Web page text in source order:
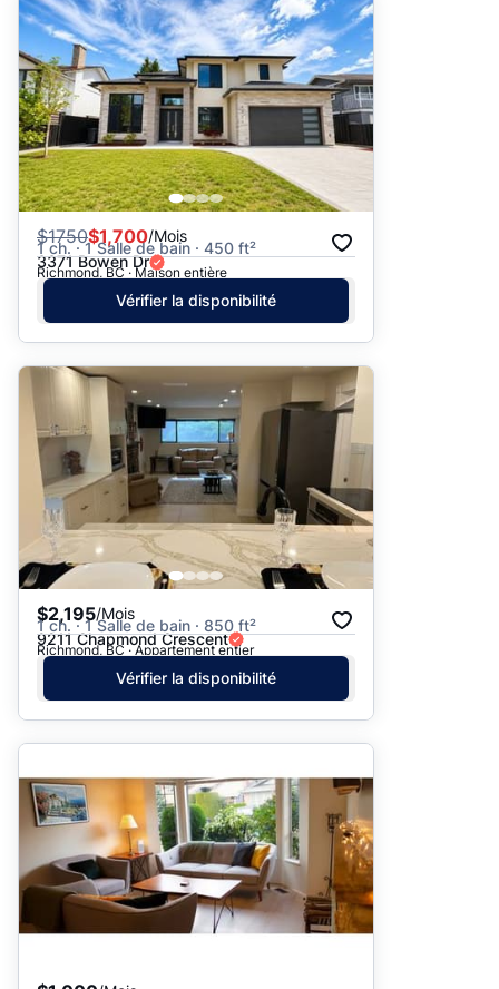
$1750$1,700/Mois
1 ch. · 1 Salle de bain · 450 ft²
3371 Bowen Dr
Richmond, BC · Maison entière
Vérifier la disponibilité
$2,195/Mois
1 ch. · 1 Salle de bain · 850 ft²
9211 Chapmond Crescent
Richmond, BC · Appartement entier
Vérifier la disponibilité